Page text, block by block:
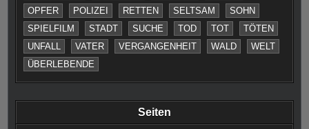
OPFER
POLIZEI RETTEN SELTSAM
SOHN
SPIELFILM
STADT SUCHE TOD TOT
TÖTEN
UNFALL
VATER VERGANGENHEIT WALD
WELT
ÜBERLEBENDE
Seiten